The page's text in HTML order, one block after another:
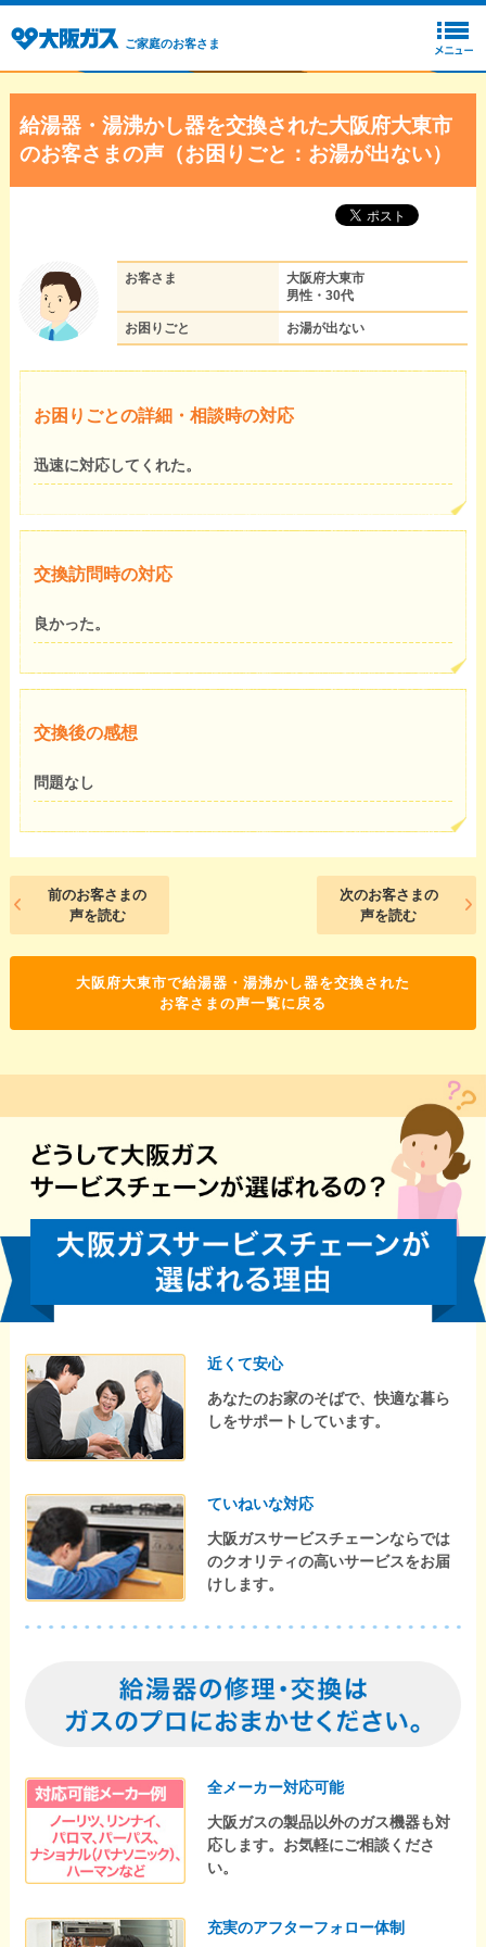
ご家庭のお客さま
給湯器・湯沸かし器を交換された大阪府大東市
のお客さまの声（お困りごと：お湯が出ない）
お客さま
大阪府大東市
男性・30代
お困りごと お湯が出ない
お困りごとの詳細・相談時の対応
迅速に対応してくれた。
交換訪問時の対応
良かった。
交換後の感想
問題なし
前のお客さまの
声を読む
次のお客さまの
声を読む
大阪府大東市で給湯器・湯沸かし器を交換された
お客さまの声一覧に戻る
近くて安心
あなたのお家のそばで、快適な暮ら
しをサポートしています。
ていねいな対応
大阪ガスサービスチェーンならでは
のクオリティの高いサービスをお届
けします。
全メーカー対応可能
大阪ガスの製品以外のガス機器も対
応します。お気軽にご相談くださ
い。
充実のアフターフォロー体制